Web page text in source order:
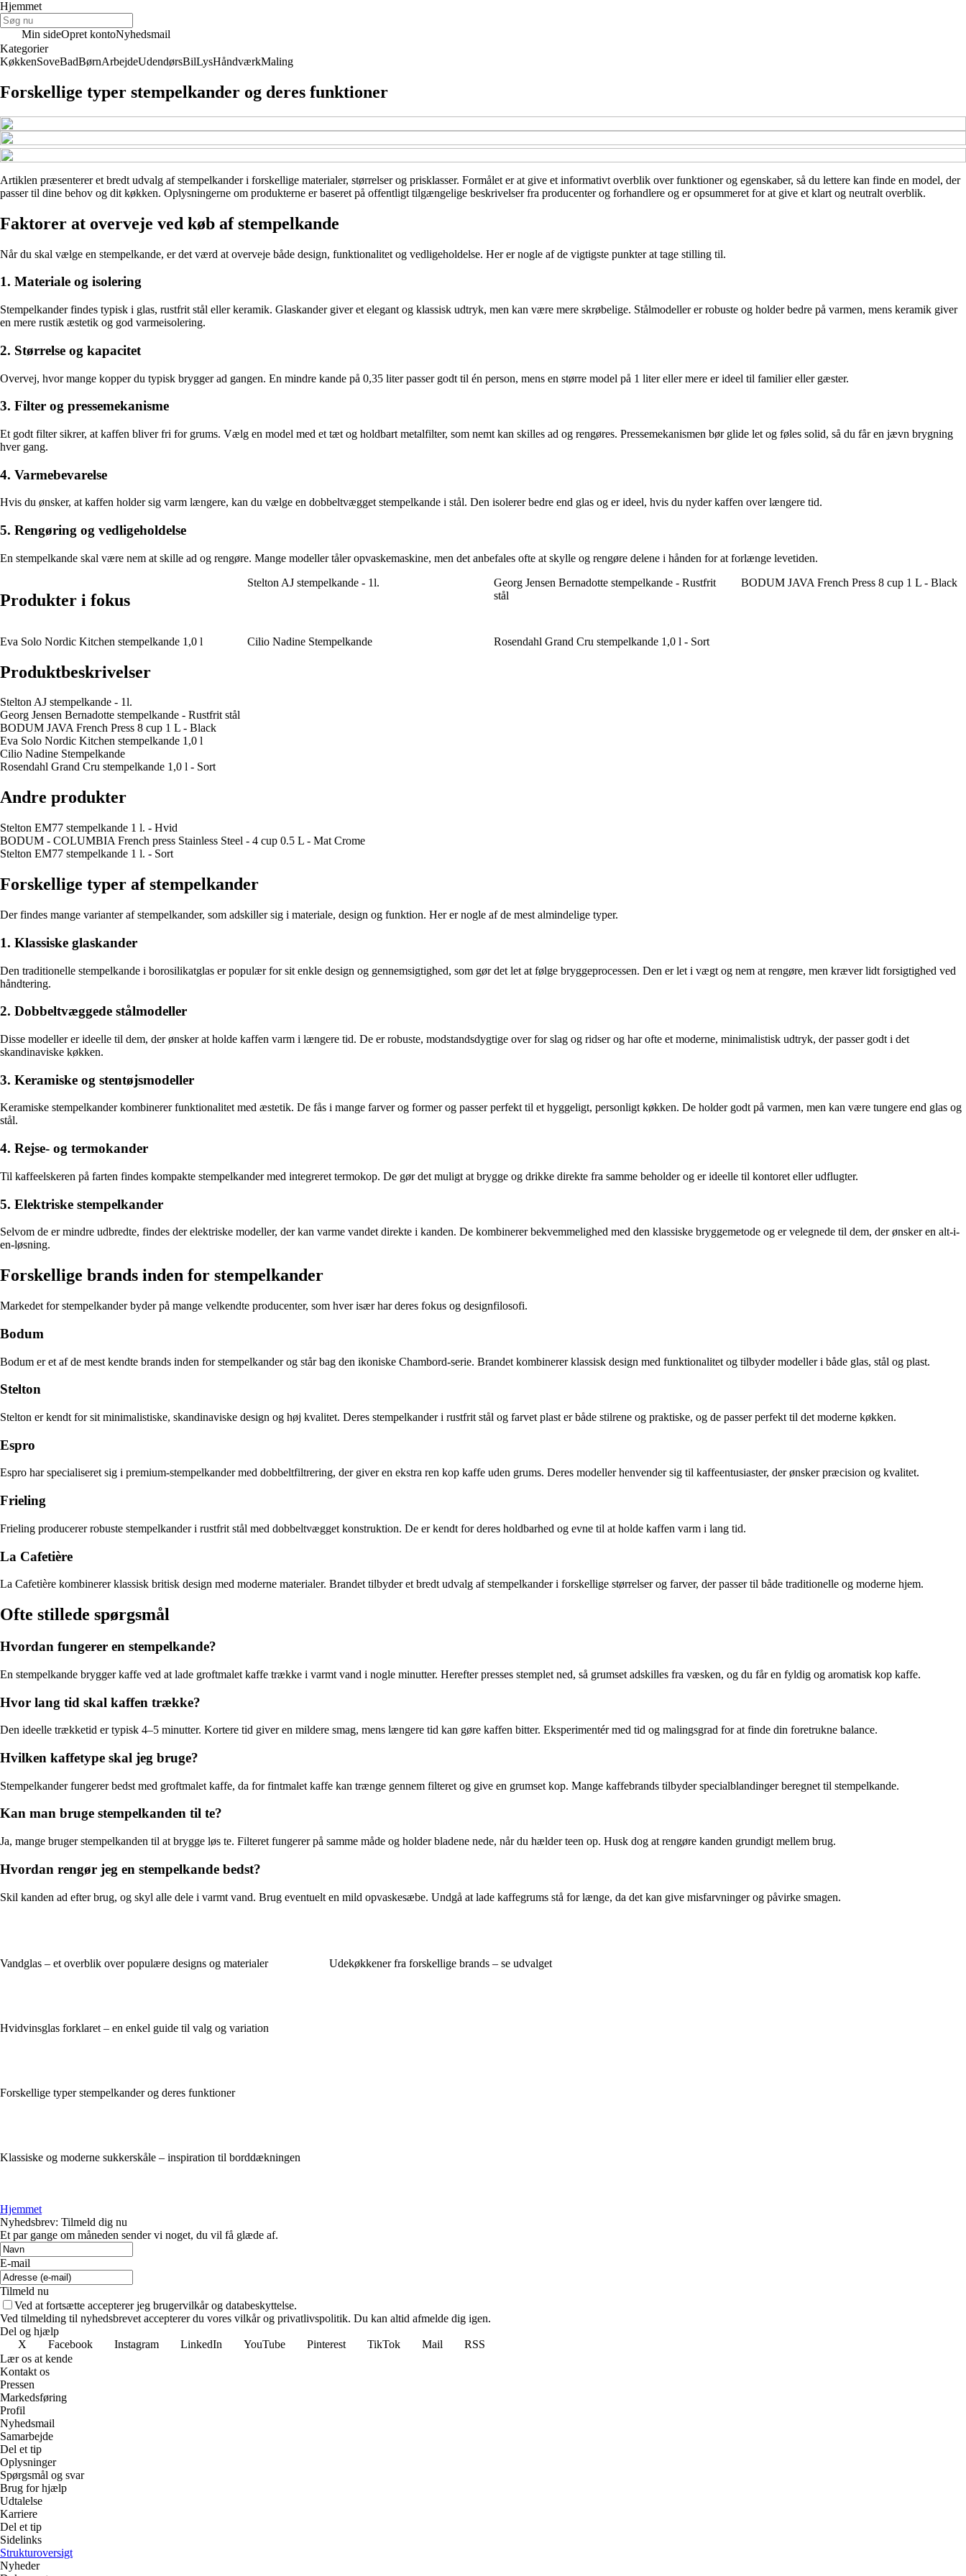
Hjemmet
Min sideOpret kontoNyhedsmail
Kategorier
KøkkenSoveBadBørnArbejdeUdendørsBilLysHåndværkMaling
Forskellige typer stempelkander og deres funktioner
Artiklen præsenterer et bredt udvalg af stempelkander i forskellige materialer, størrelser og prisklasser. Formålet er at give et informativt overblik over funktioner og egenskaber, så du lettere kan finde en model, der
passer til dine behov og dit køkken. Oplysningerne om produkterne er baseret på offentligt tilgængelige beskrivelser fra producenter og forhandlere og er opsummeret for at give et klart og neutralt overblik.
Faktorer at overveje ved køb af stempelkande
Når du skal vælge en stempelkande, er det værd at overveje både design, funktionalitet og vedligeholdelse. Her er nogle af de vigtigste punkter at tage stilling til.
1. Materiale og isolering
Stempelkander findes typisk i glas, rustfrit stål eller keramik. Glaskander giver et elegant og klassisk udtryk, men kan være mere skrøbelige. Stålmodeller er robuste og holder bedre på varmen, mens keramik giver
en mere rustik æstetik og god varmeisolering.
2. Størrelse og kapacitet
Overvej, hvor mange kopper du typisk brygger ad gangen. En mindre kande på 0,35 liter passer godt til én person, mens en større model på 1 liter eller mere er ideel til familier eller gæster.
3. Filter og pressemekanisme
Et godt filter sikrer, at kaffen bliver fri for grums. Vælg en model med et tæt og holdbart metalfilter, som nemt kan skilles ad og rengøres. Pressemekanismen bør glide let og føles solid, så du får en jævn brygning
hver gang.
4. Varmebevarelse
Hvis du ønsker, at kaffen holder sig varm længere, kan du vælge en dobbeltvægget stempelkande i stål. Den isolerer bedre end glas og er ideel, hvis du nyder kaffen over længere tid.
5. Rengøring og vedligeholdelse
En stempelkande skal være nem at skille ad og rengøre. Mange modeller tåler opvaskemaskine, men det anbefales ofte at skylle og rengøre delene i hånden for at forlænge levetiden.
Produkter i fokus
Stelton AJ stempelkande - 1l.
Georg Jensen Bernadotte stempelkande - Rustfrit
stål
BODUM JAVA French Press 8 cup 1 L - Black
Eva Solo Nordic Kitchen stempelkande 1,0 l Cilio Nadine Stempelkande Rosendahl Grand Cru stempelkande 1,0 l - Sort
Produktbeskrivelser
Stelton AJ stempelkande - 1l.
Georg Jensen Bernadotte stempelkande - Rustfrit stål
BODUM JAVA French Press 8 cup 1 L - Black
Eva Solo Nordic Kitchen stempelkande 1,0 l
Cilio Nadine Stempelkande
Rosendahl Grand Cru stempelkande 1,0 l - Sort
Andre produkter
Stelton EM77 stempelkande 1 l. - Hvid
BODUM - COLUMBIA French press Stainless Steel - 4 cup 0.5 L - Mat Crome
Stelton EM77 stempelkande 1 l. - Sort
Forskellige typer af stempelkander
Der findes mange varianter af stempelkander, som adskiller sig i materiale, design og funktion. Her er nogle af de mest almindelige typer.
1. Klassiske glaskander
Den traditionelle stempelkande i borosilikatglas er populær for sit enkle design og gennemsigtighed, som gør det let at følge bryggeprocessen. Den er let i vægt og nem at rengøre, men kræver lidt forsigtighed ved
håndtering.
2. Dobbeltvæggede stålmodeller
Disse modeller er ideelle til dem, der ønsker at holde kaffen varm i længere tid. De er robuste, modstandsdygtige over for slag og ridser og har ofte et moderne, minimalistisk udtryk, der passer godt i det
skandinaviske køkken.
3. Keramiske og stentøjsmodeller
Keramiske stempelkander kombinerer funktionalitet med æstetik. De fås i mange farver og former og passer perfekt til et hyggeligt, personligt køkken. De holder godt på varmen, men kan være tungere end glas og
stål.
4. Rejse- og termokander
Til kaffeelskeren på farten findes kompakte stempelkander med integreret termokop. De gør det muligt at brygge og drikke direkte fra samme beholder og er ideelle til kontoret eller udflugter.
5. Elektriske stempelkander
Selvom de er mindre udbredte, findes der elektriske modeller, der kan varme vandet direkte i kanden. De kombinerer bekvemmelighed med den klassiske bryggemetode og er velegnede til dem, der ønsker en alt-i-
en-løsning.
Forskellige brands inden for stempelkander
Markedet for stempelkander byder på mange velkendte producenter, som hver især har deres fokus og designfilosofi.
Bodum
Bodum er et af de mest kendte brands inden for stempelkander og står bag den ikoniske Chambord-serie. Brandet kombinerer klassisk design med funktionalitet og tilbyder modeller i både glas, stål og plast.
Stelton
Stelton er kendt for sit minimalistiske, skandinaviske design og høj kvalitet. Deres stempelkander i rustfrit stål og farvet plast er både stilrene og praktiske, og de passer perfekt til det moderne køkken.
Espro
Espro har specialiseret sig i premium-stempelkander med dobbeltfiltrering, der giver en ekstra ren kop kaffe uden grums. Deres modeller henvender sig til kaffeentusiaster, der ønsker præcision og kvalitet.
Frieling
Frieling producerer robuste stempelkander i rustfrit stål med dobbeltvægget konstruktion. De er kendt for deres holdbarhed og evne til at holde kaffen varm i lang tid.
La Cafetière
La Cafetière kombinerer klassisk britisk design med moderne materialer. Brandet tilbyder et bredt udvalg af stempelkander i forskellige størrelser og farver, der passer til både traditionelle og moderne hjem.
Ofte stillede spørgsmål
Hvordan fungerer en stempelkande?
En stempelkande brygger kaffe ved at lade groftmalet kaffe trække i varmt vand i nogle minutter. Herefter presses stemplet ned, så grumset adskilles fra væsken, og du får en fyldig og aromatisk kop kaffe.
Hvor lang tid skal kaffen trække?
Den ideelle trækketid er typisk 4–5 minutter. Kortere tid giver en mildere smag, mens længere tid kan gøre kaffen bitter. Eksperimentér med tid og malingsgrad for at finde din foretrukne balance.
Hvilken kaffetype skal jeg bruge?
Stempelkander fungerer bedst med groftmalet kaffe, da for fintmalet kaffe kan trænge gennem filteret og give en grumset kop. Mange kaffebrands tilbyder specialblandinger beregnet til stempelkande.
Kan man bruge stempelkanden til te?
Ja, mange bruger stempelkanden til at brygge løs te. Filteret fungerer på samme måde og holder bladene nede, når du hælder teen op. Husk dog at rengøre kanden grundigt mellem brug.
Hvordan rengør jeg en stempelkande bedst?
Skil kanden ad efter brug, og skyl alle dele i varmt vand. Brug eventuelt en mild opvaskesæbe. Undgå at lade kaffegrums stå for længe, da det kan give misfarvninger og påvirke smagen.
Vandglas – et overblik over populære designs og materialer
Hvidvinsglas forklaret – en enkel guide til valg og variation
Forskellige typer stempelkander og deres funktioner
Klassiske og moderne sukkerskåle – inspiration til borddækningen
Udekøkkener fra forskellige brands – se udvalget
Hjemmet
Nyhedsbrev: Tilmeld dig nu
Et par gange om måneden sender vi noget, du vil få glæde af.
E-mail
Tilmeld nu
Ved at fortsætte accepterer jeg brugervilkår og databeskyttelse.
Ved tilmelding til nyhedsbrevet accepterer du vores vilkår og privatlivspolitik. Du kan altid afmelde dig igen.
Del og hjælp
X
Facebook Instagram LinkedIn YouTube Pinterest TikTok Mail
RSS
Lær os at kende
Kontakt os
Pressen
Markedsføring
Profil
Nyhedsmail
Samarbejde
Del et tip
Oplysninger
Spørgsmål og svar
Brug for hjælp
Udtalelse
Karriere
Del et tip
Sidelinks
Strukturoversigt
Nyheder